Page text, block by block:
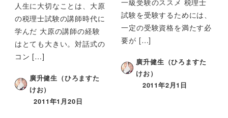
人生に大切なことは、大原
の税理士試験の講師時代に
学んだ 大原の講師の経験
はとても大きい。対話式の
コン […]
廣升健生（ひろますた
けお）
2011年1月20日
一級受験のススメ 税理士
試験を受験するためには、
一定の受験資格を満たす必
要が […]
廣升健生（ひろますた
けお）
2011年2月1日